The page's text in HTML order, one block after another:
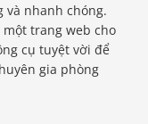
và nhanh chóng.
trang web cho
cụ tuyệt vời để
gia phòng